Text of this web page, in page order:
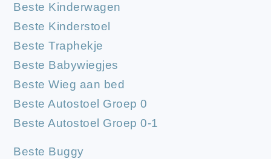
Beste Kinderwagen
Beste Kinderstoel
Beste Traphekje
Beste Babywiegjes
Beste Wieg aan bed
Beste Autostoel Groep 0
Beste Autostoel Groep 0-1
Beste Buggy